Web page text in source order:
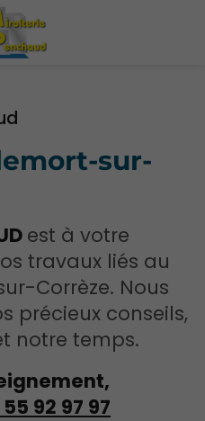
sur-
est à votre
travaux liés au
Corrèze. Nous
précieux conseils,
notre temps.
92 97 97